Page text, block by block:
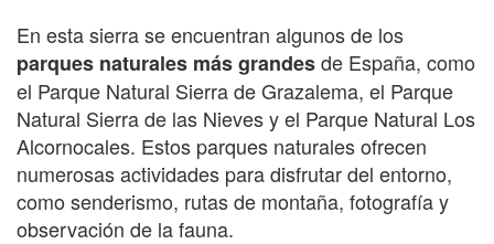
En esta sierra se encuentran algunos de los
parques naturales más grandesde España, como
el Parque Natural Sierra de Grazalema, el Parque
Natural Sierra de las Nieves y el Parque Natural Los
Alcornocales. Estos parques naturales ofrecen
numerosas actividades para disfrutar del entorno,
como senderismo, rutas de montaña, fotografía y
observación de la fauna.